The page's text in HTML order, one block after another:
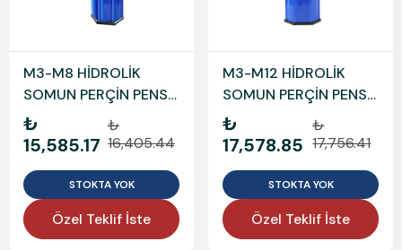
M3-M8 HİDROLİK
SOMUN PERÇİN PENSİ
YAMA
₺
15,585.17
₺
16,405.44
STOKTA YOK
Özel Teklif İste
M3-M12 HİDROLİK
SOMUN PERÇİN PENSİ
YAMA
₺
17,578.85
₺
17,756.41
STOKTA YOK
Özel Teklif İste